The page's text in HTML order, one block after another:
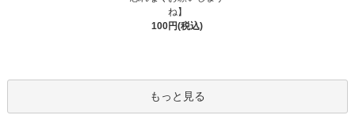
ね】
100円(税込)
もっと見る